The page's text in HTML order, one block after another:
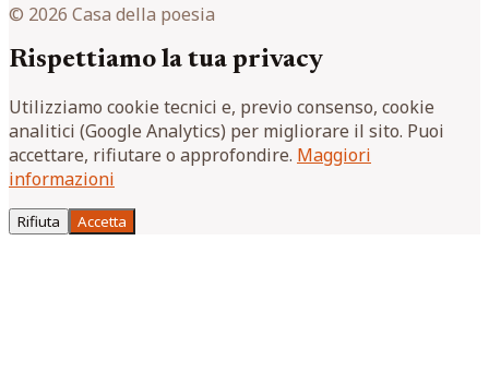
© 2026 Casa della poesia
Rispettiamo la tua privacy
Utilizziamo cookie tecnici e, previo consenso, cookie
analitici (Google Analytics) per migliorare il sito. Puoi
accettare, rifiutare o approfondire. Maggiori
informazioni
Rifiuta Accetta